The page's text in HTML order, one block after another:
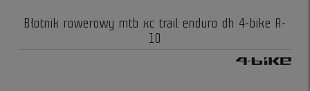
Błotnik rowerowy mtb xc trail enduro dh 4-bike A-
10